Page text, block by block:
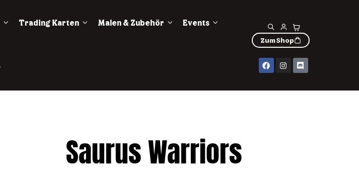
Trading Karten Malen & Zubehör Events
Zum Shop
Saurus Warriors